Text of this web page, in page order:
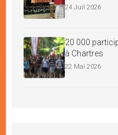
24 Juil 2026
20 000
à Chartres
22 Mai 2026